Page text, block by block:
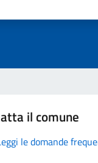
il comune
le domande